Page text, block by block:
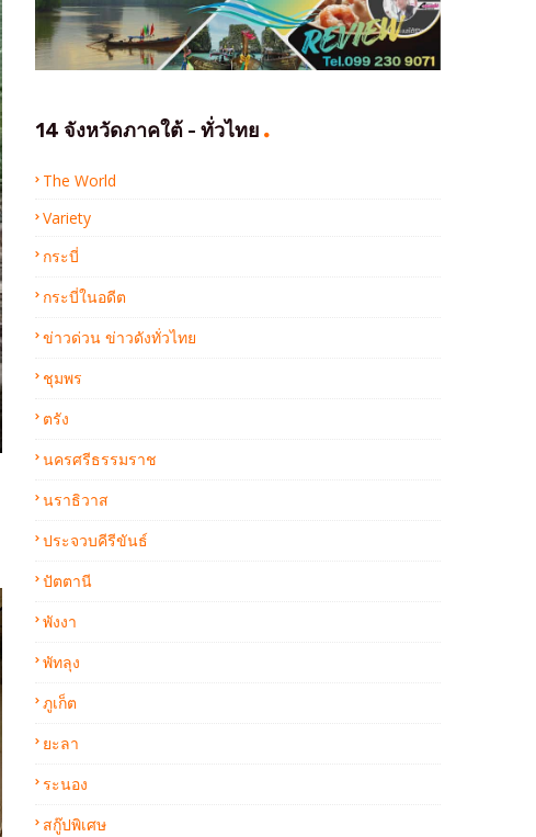
14 จังหวัดภาคใต้ - ทั่วไทย
The World
Variety
กระบี่
กระบี่ในอดีต
ข่าวด่วน ข่าวดังทั่วไทย
ชุมพร
ตรัง
นครศรีธรรมราช
นราธิวาส
ประจวบคีรีขันธ์
ปัตตานี
พังงา
พัทลุง
ภูเก็ต
ยะลา
ระนอง
สกู๊ปพิเศษ